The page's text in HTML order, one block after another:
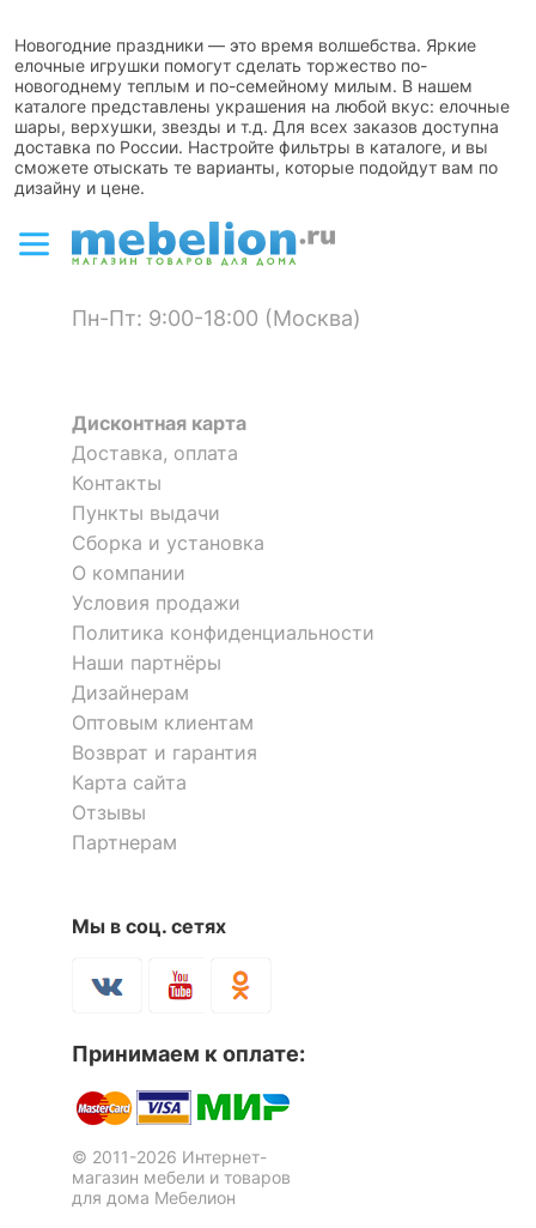
Новогодние праздники — это время волшебства. Яркие
елочные игрушки помогут сделать торжество по-
новогоднему теплым и по-семейному милым. В нашем
каталоге представлены украшения на любой вкус: елочные
шары, верхушки, звезды и т.д. Для всех заказов доступна
доставка по России. Настройте фильтры в каталоге, и вы
сможете отыскать те варианты, которые подойдут вам по
дизайну и цене.
Пн-Пт: 9:00-18:00 (Москва)
Дисконтная карта
Доставка, оплата
Контакты
Пункты выдачи
Сборка и установка
О компании
Условия продажи
Политика конфиденциальности
Наши партнёры
Дизайнерам
Оптовым клиентам
Возврат и гарантия
Карта сайта
Отзывы
Партнерам
Мы в соц. сетях
Принимаем к оплате:
© 2011-2026 Интернет-
магазин мебели и товаров
для дома Мебелион